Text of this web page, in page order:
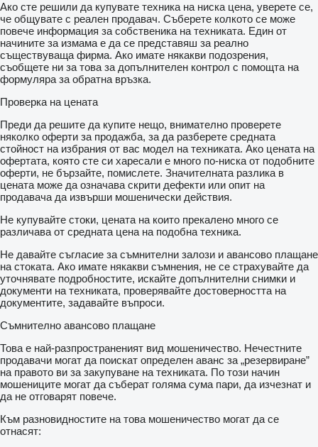
Ако сте решили да купувате техника на ниска цена, уверете се,
че общувате с реален продавач. Съберете колкото се може
повече информация за собственика на техниката. Един от
начините за измама е да се представяш за реално
съществуваща фирма. Ако имате някакви подозрения,
съобщете ни за това за допълнителен контрол с помощта на
формуляра за обратна връзка.
Проверка на цената
Преди да решите да купите нещо, внимателно проверете
няколко оферти за продажба, за да разберете средната
стойност на избрания от вас модел на техниката. Ако цената на
офертата, която сте си харесали е много по-ниска от подобните
оферти, не бързайте, помислете. Значителната разлика в
цената може да означава скрити дефекти или опит на
продавача да извърши мошенически действия.
Не купувайте стоки, цената на които прекалено много се
различава от средната цена на подобна техника.
Не давайте съгласие за съмнителни залози и авансово плащане
на стоката. Ако имате някакви съмнения, не се страхувайте да
уточнявате подробностите, искайте допълнителни снимки и
документи на техниката, проверявайте достоверността на
документите, задавайте въпроси.
Съмнително авансово плащане
Това е най-разпространеният вид мошеничество. Нечестните
продавачи могат да поискат определен аванс за „резервиране”
на правото ви за закупуване на техниката. По този начин
мошениците могат да съберат голяма сума пари, да изчезнат и
да не отговарят повече.
Към разновидностите на това мошеничество могат да се
отнасят: